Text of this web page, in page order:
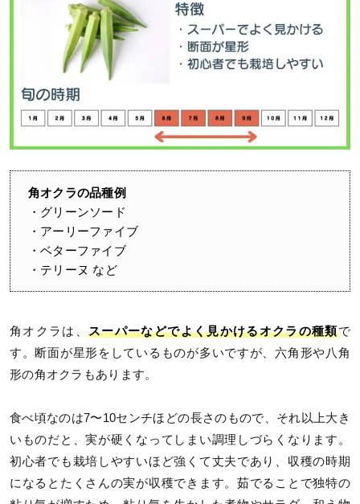
角オクラの品種例
・グリーンソード
・アーリーファイブ
・ベターファイブ
・テリーヌ など
角オクラは、スーパーなどでよく見かけるオクラの種類で
す。断面が星形をしているものが多いですが、六角形や八角
形の角オクラもあります。
食べ頃なのは7〜10センチほどの長さのもので、それ以上大き
いものだと、実が硬くなってしまい調理しづらくなります。
初心者でも栽培しやすいほど強くて丈夫であり、収穫の時期
になるとたくさんの実が収穫できます。茹でることで独特の